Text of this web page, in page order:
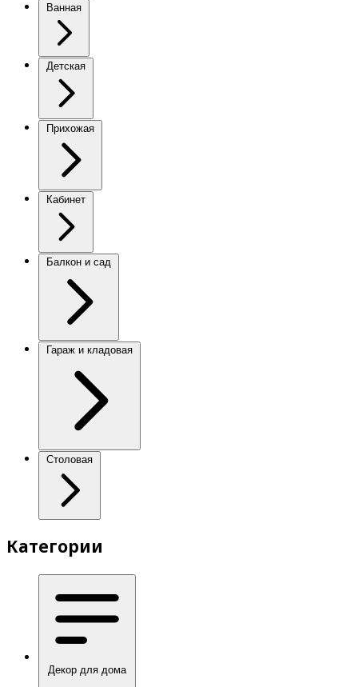
Ванная
Детская
Прихожая
Кабинет
Балкон и сад
Гараж и кладовая
Столовая
Категории
Декор для дома